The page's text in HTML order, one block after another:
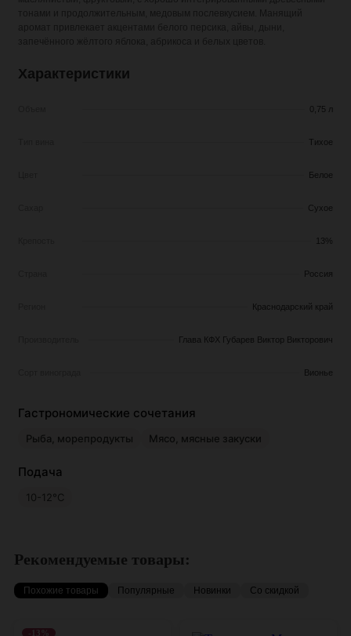
Характеристики
0,75 л
Тихое
Белое
Сухое
13%
Россия
Краснодарский край
Глава КФХ Губарев Виктор Викторович
Вионье
Гастрономические сочетания
Рыба, морепродукты Мясо, мясные закуски
Подача
10-12°С
Рекомендуемые товары:
Похожие товары Популярные Новинки Со скидкой
-13%